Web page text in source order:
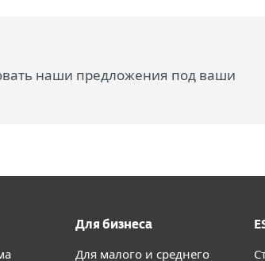
наши предложения под ваши
Для бизнеса
Для малого и среднего